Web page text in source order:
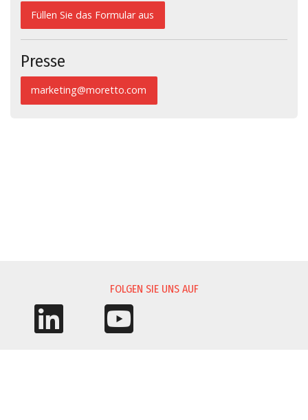
Füllen Sie das Formular aus
Presse
marketing@moretto.com
FOLGEN SIE UNS AUF